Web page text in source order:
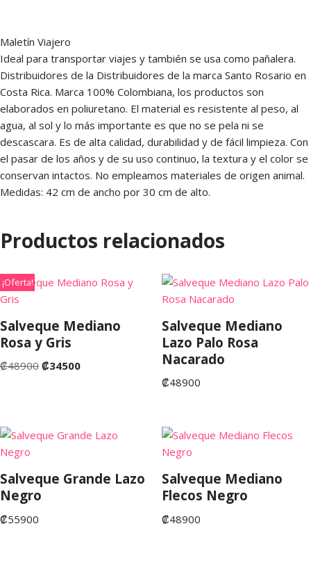
Maletín Viajero
Ideal para transportar viajes y también se usa como pañalera.
Distribuidores de la Distribuidores de la marca Santo Rosario en
Costa Rica. Marca 100% Colombiana, los productos son
elaborados en poliuretano. El material es resistente al peso, al
agua, al sol y lo más importante es que no se pela ni se
descascara. Es de alta calidad, durabilidad y de fácil limpieza. Con
el pasar de los años y de su uso continuo, la textura y el color se
conservan intactos. No empleamos materiales de origen animal.
Medidas: 42 cm de ancho por 30 cm de alto.
Productos relacionados
¡Oferta!
Salveque Mediano
Rosa y Gris
₡48900 ₡34500
Salveque Mediano
Lazo Palo Rosa
Nacarado
₡48900
Salveque Grande Lazo
Negro
₡55900
Salveque Mediano
Flecos Negro
₡48900